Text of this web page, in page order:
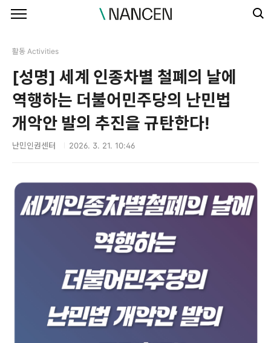
활동 Activities
[성명] 세계 인종차별 철폐의 날에
역행하는 더불어민주당의 난민법
개악안 발의 추진을 규탄한다!
난민인권센터 2026. 3. 21. 10:46